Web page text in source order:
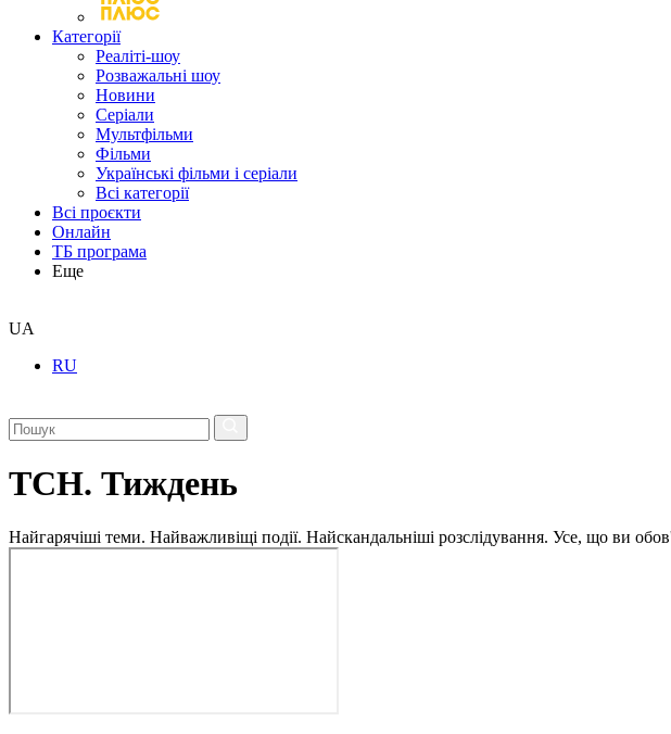
Категорії
Реаліті-шоу
Розважальні шоу
Новини
Серіали
Мультфільми
Фільми
Українські фільми і серіали
Всі категорії
Всі проєкти
Онлайн
ТБ програма
Еще
UA
RU
ТСН. Тиждень
Найгарячіші теми. Найважливіщі події. Найскандальніші розслідування. Усе, що ви